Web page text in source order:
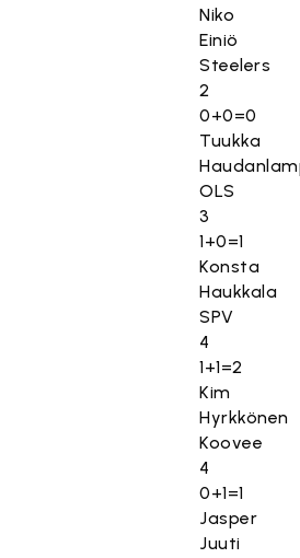
Niko
Einiö
Steelers
2
0+0=0
Tuukka
OLS
3
1+0=1
Konsta
Haukkala
SPV
4
1+1=2
Kim
Hyrkkönen
Koovee
4
0+1=1
Jasper
Juuti